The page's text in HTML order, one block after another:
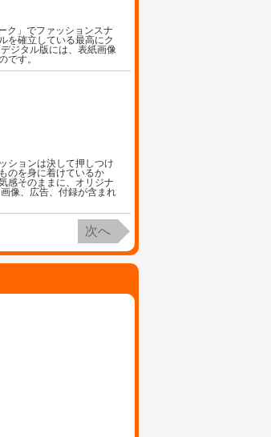
ク」でファッションスナ
を確立している最高にク
ジタル版には、表紙画像
です。
ションは決して押しつけ
のを身に着けているか
感そのままに、オリジナ
像、広告、付録が含まれ
次へ